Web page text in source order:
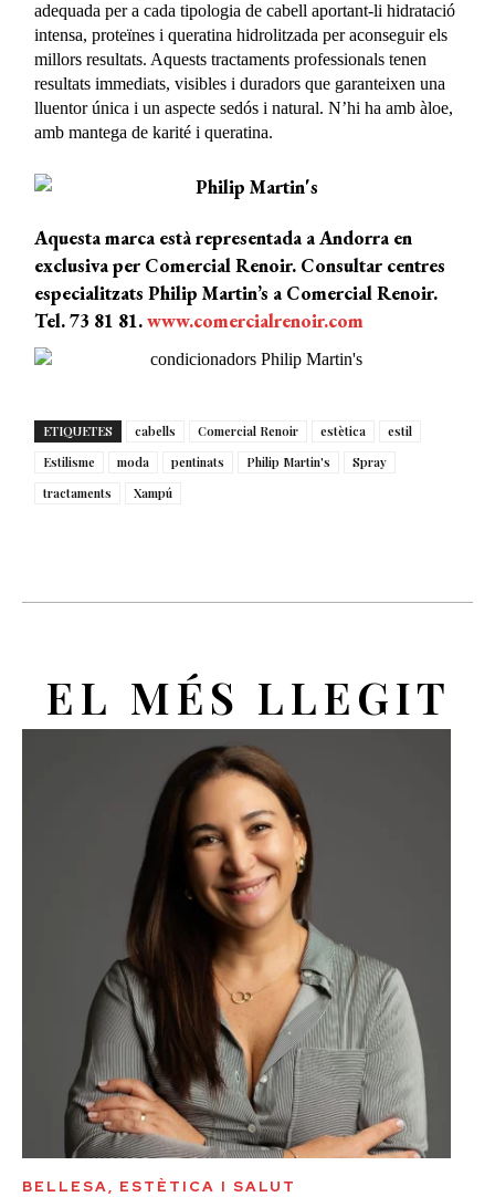
adequada per a cada tipologia de cabell aportant-li hidratació
intensa, proteïnes i queratina hidrolitzada per aconseguir els
millors resultats. Aquests tractaments professionals tenen
resultats immediats, visibles i duradors que garanteixen una
lluentor única i un aspecte sedós i natural. N’hi ha amb àloe,
amb mantega de karité i queratina.
Aquesta marca està representada a Andorra en
exclusiva per Comercial Renoir. Consultar centres
especialitzats Philip Martin’s a Comercial Renoir.
Tel. 73 81 81.www.comercialrenoir.com
ETIQUETES cabells Comercial Renoir estètica
estil
Estilisme
moda pentinats Philip Martin's
Spray
tractaments
Xampú
EL MÉS LLEGIT
BELLESA, ESTÈTICA I SALUT